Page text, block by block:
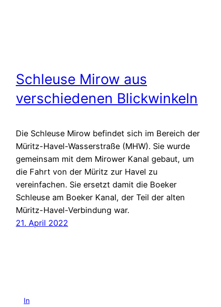
Schleuse Mirow aus
verschiedenen Blickwinkeln
Die Schleuse Mirow befindet sich im Bereich der
Müritz-Havel-Wasserstraße (MHW). Sie wurde
gemeinsam mit dem Mirower Kanal gebaut, um
die Fahrt von der Müritz zur Havel zu
vereinfachen. Sie ersetzt damit die Boeker
Schleuse am Boeker Kanal, der Teil der alten
Müritz-Havel-Verbindung war.
21. April 2022
In